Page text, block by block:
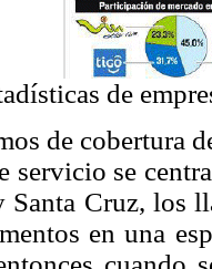
de
de cobertura
servicio se
Santa Cruz, los
en una